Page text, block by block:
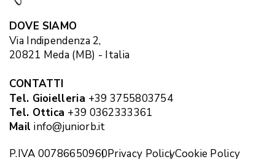
DOVE SIAMO
Via Indipendenza 2,
20821 Meda (MB) - Italia
CONTATTI
Tel. Gioielleria +39 3755803754
Tel. Ottica +39 0362333361
Mail info@juniorb.it
P.IVA 00786650960Privacy PolicyCookie Policy